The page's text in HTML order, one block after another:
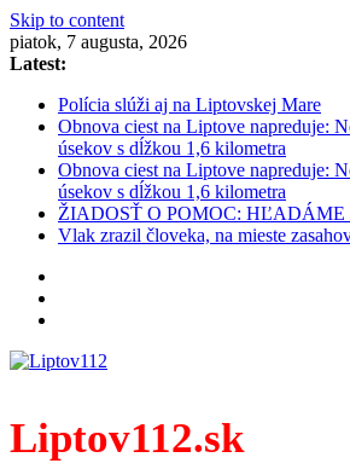
Skip to content
piatok, 7 augusta, 2026
Latest:
Polícia slúži aj na Liptovskej Mare
Obnova ciest na Liptove napreduje:
úsekov s dĺžkou 1,6 kilometra
Obnova ciest na Liptove napreduje:
úsekov s dĺžkou 1,6 kilometra
ŽIADOSŤ O POMOC: HĽADÁME
Vlak zrazil človeka, na mieste
Liptov112.sk